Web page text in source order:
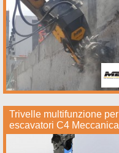
Trivelle multifunzione per
escavatori C4 Meccanica